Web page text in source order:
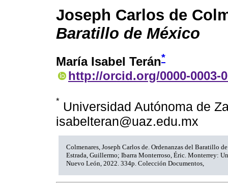
Joseph Carlos de
Baratillo de México
María Isabel Terán*
http://orcid.org/0000-0003-
* Universidad Autónoma de
isabelteran@uaz.edu.mx
Colmenares, Joseph Carlos de. Ordenanzas del Baratillo
Estrada, Guillermo; Ibarra Monterroso, Éric. Monterrey:
Nuevo León, 2022. 334p. Colección Documentos,